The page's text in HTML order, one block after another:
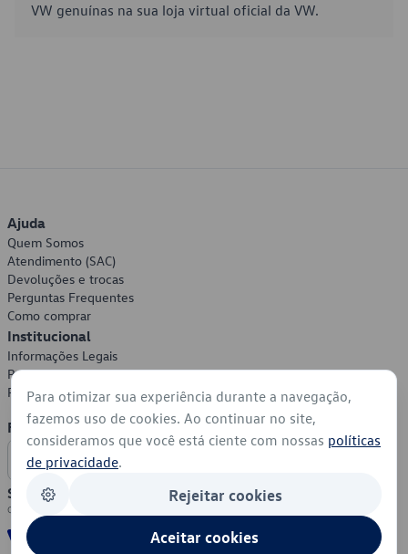
VW genuínas na sua loja virtual oficial da VW.
Ajuda
Quem Somos
Atendimento (SAC)
Devoluções e trocas
Perguntas Frequentes
Como comprar
Institucional
Informações Legais
Política de Privacidade
Política de Cookies
Formas de Pagamento
Segurança
Para otimizar sua experiência durante a navegação,
fazemos uso de cookies. Ao continuar no site,
consideramos que você está ciente com nossas políticas
de privacidade.
Rejeitar cookies
Aceitar cookies